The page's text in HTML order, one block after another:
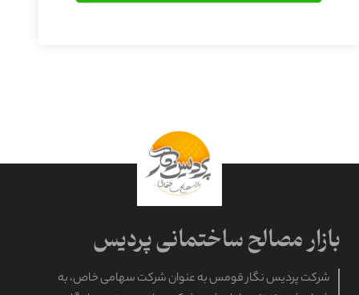
شرکت پردیس نگار قومس به عنوان شرکت سهامی خاص، به